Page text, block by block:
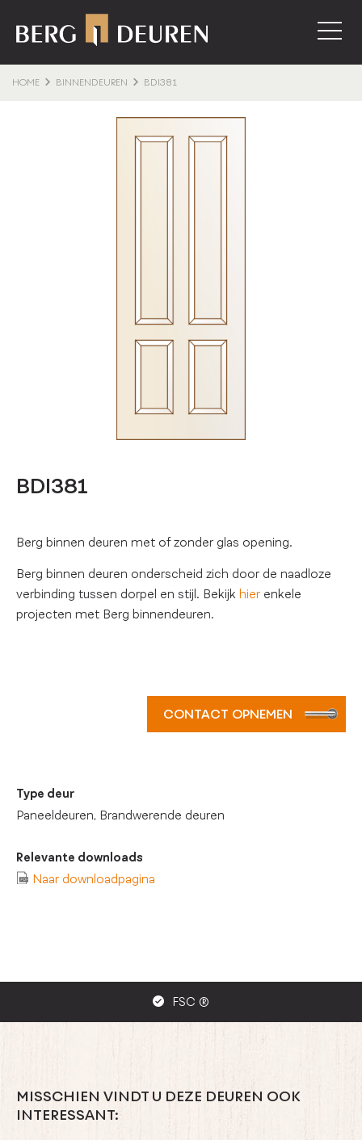
HOME BINNENDEUREN BDI381
BDI381
Berg binnen deuren met of zonder glas opening.
Berg binnen deuren onderscheid zich door de naadloze
verbinding tussen dorpel en stijl. Bekijk hier enkele
projecten met Berg binnendeuren.
CONTACT OPNEMEN
Type deur
Paneeldeuren, Brandwerende deuren
Relevante downloads
Naar downloadpagina
FSC ®
MISSCHIEN VINDT U DEZE DEUREN OOK
INTERESSANT: